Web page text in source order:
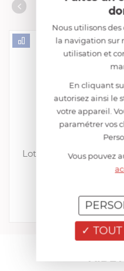
AUTRES
Lot de 24 Capsules de
Acheter
AIDE
Nous utilisons
la navigation sur
utilisation et
En cliquant
autorisez ainsi le
votre appareil.
paramétrer vos
Vous pouvez